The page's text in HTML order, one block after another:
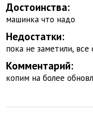
Достоинства:
машинка что надо
Недостатки:
пока не заметили,
Комментарий:
копим на более